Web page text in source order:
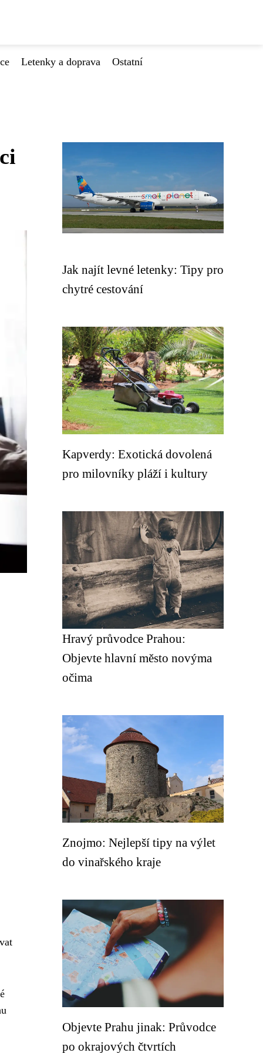
Letenky a doprava
Ostatní
Jak najít levné letenky: Tipy pro
chytré cestování
Kapverdy: Exotická dovolená
pro milovníky pláží i kultury
Hravý průvodce Prahou:
Objevte hlavní město novýma
očima
Znojmo: Nejlepší tipy na výlet
do vinařského kraje
Objevte Prahu jinak: Průvodce
po okrajových čtvrtích